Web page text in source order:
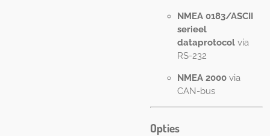
NMEA 0183/ASCII
serieel
dataprotocol via
RS-232
NMEA 2000 via
CAN-bus
Opties